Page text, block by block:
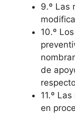
9.º Las
10.º
de
11.º
en